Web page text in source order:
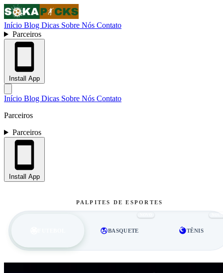
Início Blog Dicas Sobre Nós Contato
Parceiros
Install App
Início Blog Dicas Sobre Nós Contato
Parceiros
Parceiros
Install App
PALPITES DE ESPORTES
BASQUETE TÊNIS
NOVO